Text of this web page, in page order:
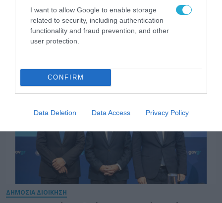
I want to allow Google to enable storage
related to security, including authentication
functionality and fraud prevention, and other
user protection.
CONFIRM
Data Deletion Data Access Privacy Policy
Το Υπουργείο Ψηφιακής Διακυβέρνησης
και Τεχνητής Νοημοσύνης παρουσιάζει
για πρώτη φορά τους βασικούς άξονες του
νέου Εθνικού Διαστημικού Προγράμματος
ΔΗΜΟΣΙΑ ΔΙΟΙΚΗΣΗ